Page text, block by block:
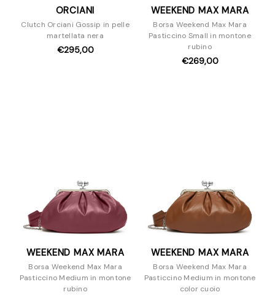
ORCIANI
Clutch Orciani Gossip in pelle
martellata nera
€295,00
WEEKEND MAX MARA
Borsa Weekend Max Mara
Pasticcino Small in montone
rubino
€269,00
WEEKEND MAX MARA
Borsa Weekend Max Mara
Pasticcino Medium in montone
rubino
WEEKEND MAX MARA
Borsa Weekend Max Mara
Pasticcino Medium in montone
color cuoio